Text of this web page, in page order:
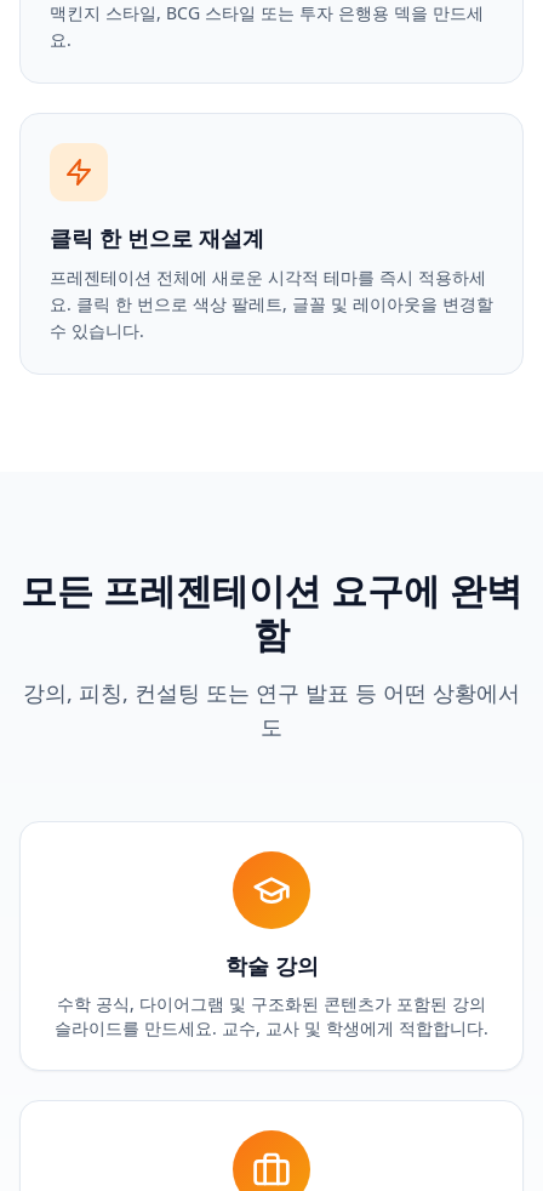
맥킨지 스타일, BCG 스타일 또는 투자 은행용 덱을 만드세
요.
클릭 한 번으로 재설계
프레젠테이션 전체에 새로운 시각적 테마를 즉시 적용하세
요. 클릭 한 번으로 색상 팔레트, 글꼴 및 레이아웃을 변경할
수 있습니다.
모든 프레젠테이션 요구에 완벽
함
강의, 피칭, 컨설팅 또는 연구 발표 등 어떤 상황에서
도
학술 강의
수학 공식, 다이어그램 및 구조화된 콘텐츠가 포함된 강의
슬라이드를 만드세요. 교수, 교사 및 학생에게 적합합니다.